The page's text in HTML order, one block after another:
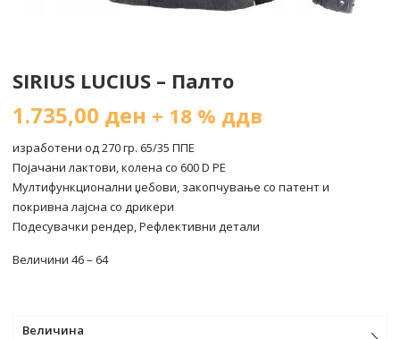
SIRIUS LUCIUS – Палто
1.735,00 ден + 18 % ддв
изработени од 270 гр. 65/35 ППЕ
Појачани лактови, колена со 600 D PE
Мултифункционални џебови, закопчување со патент и
покривна лајсна со дрикери
Подесувачки рендер, Рефлективни детали
Величини 46 – 64
Величина